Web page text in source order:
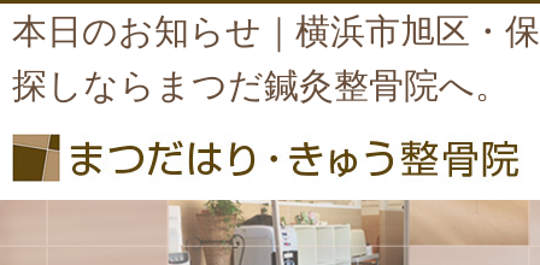
本日のお知らせ｜横浜市旭区・
探しならまつだ鍼灸整骨院へ。